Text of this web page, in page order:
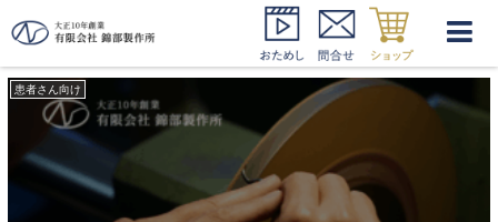
Earth Smoker
患者さん向け